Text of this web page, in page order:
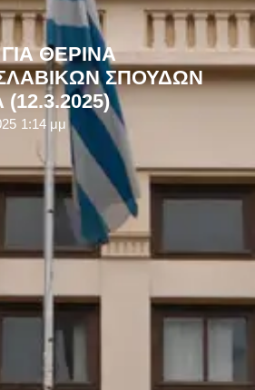
ΘΕΡΙΝΑ
ΣΠΟΥΔΩΝ
1:14 μμ